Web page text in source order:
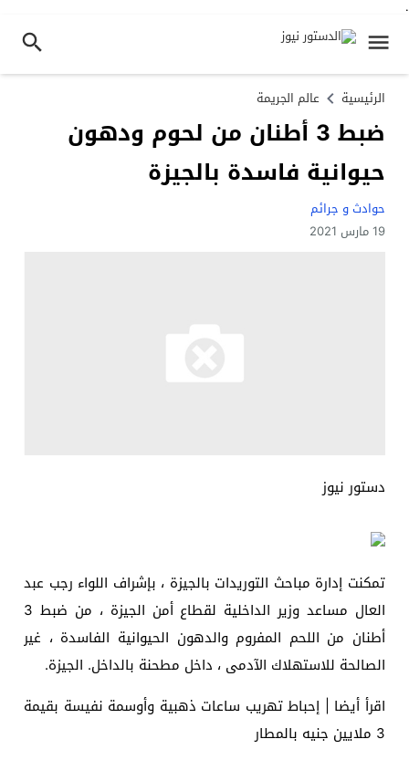
.
الرئيسية عالم الجريمة
ضبط 3 أطنان من لحوم ودهون
حيوانية فاسدة بالجيزة
حوادث و جرائم
19 مارس 2021
دستور نيوز
تمكنت إدارة مباحث التوريدات بالجيزة ، بإشراف اللواء رجب عبد
العال مساعد وزير الداخلية لقطاع أمن الجيزة ، من ضبط 3
أطنان من اللحم المفروم والدهون الحيوانية الفاسدة ، غير
الصالحة للاستهلاك الآدمى ، داخل مطحنة بالداخل. الجيزة.
اقرأ أيضا | إحباط تهريب ساعات ذهبية وأوسمة نفيسة بقيمة
3 ملايين جنيه بالمطار